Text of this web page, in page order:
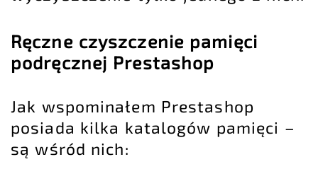
Ręczne czyszczenie pamięci
podręcznej Prestashop
Jak wspominałem Prestashop
posiada kilka katalogów pamięci –
są wśród nich: